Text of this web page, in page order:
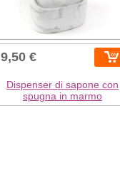
9,50 €
Dispenser di sapone con
spugna in marmo